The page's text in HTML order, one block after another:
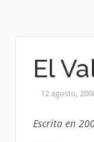
El
12 agosto,
Escrita en